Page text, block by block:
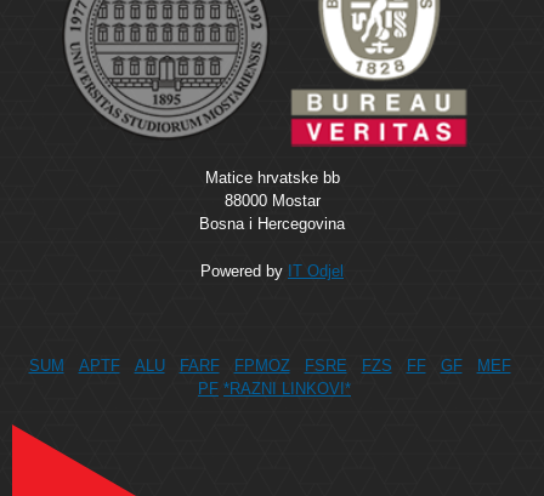
Matice hrvatske bb
88000 Mostar
Bosna i Hercegovina
Powered by IT Odjel
SUM APTF ALU FARF FPMOZ FSRE FZS FF GF
MEF
PF *RAZNI LINKOVI*